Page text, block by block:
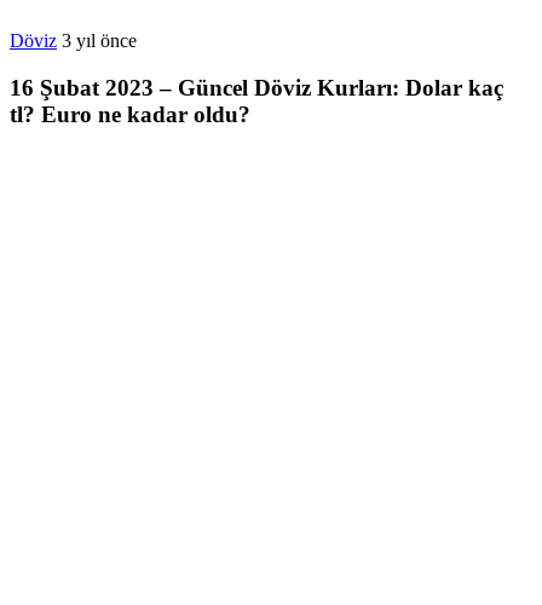
Döviz 3 yıl önce
16 Şubat 2023 – Güncel Döviz Kurları: Dolar kaç
tl? Euro ne kadar oldu?